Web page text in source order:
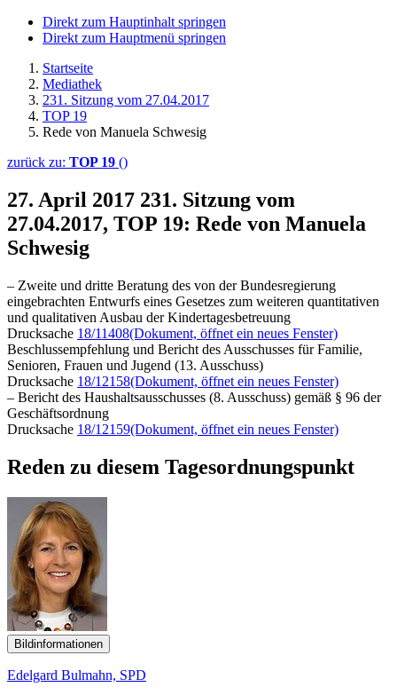
Direkt zum Hauptinhalt springen
Direkt zum Hauptmenü springen
Startseite
Mediathek
231. Sitzung vom 27.04.2017
TOP 19
Rede von Manuela Schwesig
zurück zu: TOP 19 ()
27. April 2017 231. Sitzung vom
27.04.2017, TOP 19: Rede von Manuela
Schwesig
– Zweite und dritte Beratung des von der Bundesregierung
eingebrachten Entwurfs eines Gesetzes zum weiteren quantitativen
und qualitativen Ausbau der Kindertagesbetreuung
Drucksache 18/11408(Dokument, öffnet ein neues Fenster)
Beschlussempfehlung und Bericht des Ausschusses für Familie,
Senioren, Frauen und Jugend (13. Ausschuss)
Drucksache 18/12158(Dokument, öffnet ein neues Fenster)
– Bericht des Haushaltsausschusses (8. Ausschuss) gemäß § 96 der
Geschäftsordnung
Drucksache 18/12159(Dokument, öffnet ein neues Fenster)
Reden zu diesem Tagesordnungspunkt
Bildinformationen
Edelgard Bulmahn, SPD